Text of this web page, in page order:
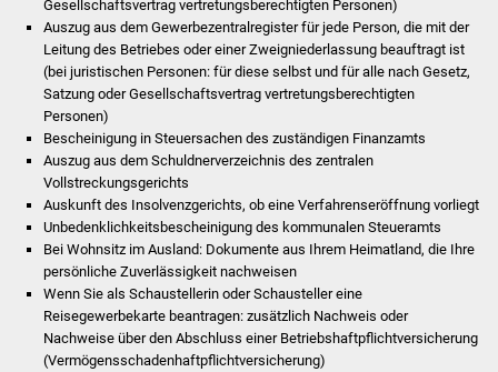
NETZMonitor
Gesundheit und Notfall
Pflege von Angehörigen
Hitzewarnung / UV-
Index
ÖPNV
Bürgerbus (MOBS)
Gesellschaftsvertrag vertretungsberechtigten Personen)
Auszug aus dem Gewerbezentralregister für jede Person, die mit der
Leitung des Betriebes oder einer Zweigniederlassung beauftragt ist
(bei juristischen Personen: für diese selbst und für alle nach Gesetz,
Satzung oder Gesellschaftsvertrag vertretungsberechtigten
Personen)
Bescheinigung in Steuersachen des zuständigen Finanzamts
Auszug aus dem Schuldnerverzeichnis des zentralen
Vollstreckungsgerichts
Auskunft des Insolvenzgerichts, ob eine Verfahrenseröffnung vorliegt
Unbedenklichkeitsbescheinigung des kommunalen Steueramts
Bei Wohnsitz im Ausland: Dokumente aus Ihrem Heimatland, die Ihre
persönliche Zuverlässigkeit nachweisen
Wenn Sie als Schaustellerin oder Schausteller eine
Reisegewerbekarte beantragen: zusätzlich Nachweis oder
Nachweise über den Abschluss einer Betriebshaftpflichtversicherung
(Vermögensschadenhaftpflichtversicherung)